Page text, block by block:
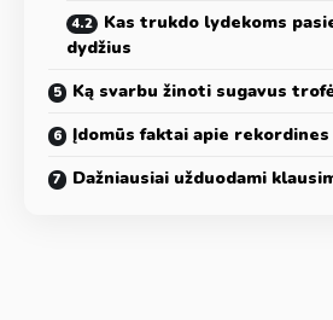
Kas trukdo lydekoms
dydžius
Ką svarbu žinoti sugavus
Įdomūs faktai apie rekordines
Dažniausiai užduodami